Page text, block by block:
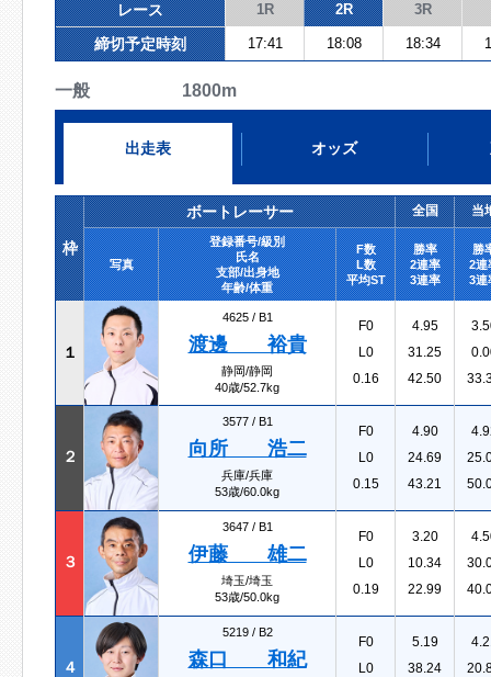
レース 1R 2R 3R
締切予定時刻 17:41 18:08 18:34
一般 1800m
出走表 オッズ
枠
ボートレーサー 全国 当
写真
登録番号/級別
氏名
支部/出身地
年齢/体重
F数
L数
平均ST
勝率
2連率
3連率
勝
2連
3連
１
4625 / B1
渡邊 裕貴
静岡/静岡
40歳/52.7kg
F0
L0
0.16
4.95
31.25
42.50
２
3577 / B1
向所 浩二
兵庫/兵庫
53歳/60.0kg
F0
L0
0.15
4.90
24.69
43.21
３
3647 / B1
伊藤 雄二
埼玉/埼玉
53歳/50.0kg
F0
L0
0.19
3.20
10.34
22.99
４
5219 / B2
森口 和紀
F0
L0
5.19
38.24